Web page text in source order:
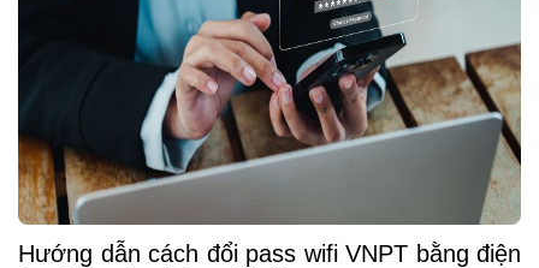
Hướng dẫn cách đổi pass wifi VNPT bằng điện